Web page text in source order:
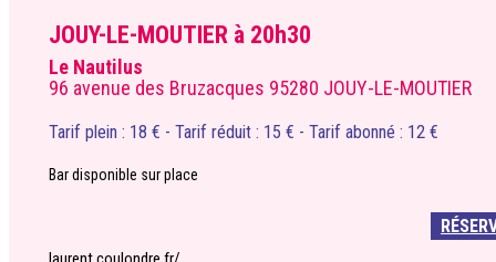
JOUY-LE-MOUTIER à 20h30
Le Nautilus
96 avenue des Bruzacques 95280 JOUY-LE-MOUTIER
Tarif plein : 18 € - Tarif réduit : 15 € - Tarif abonné : 12 €
Bar disponible sur place